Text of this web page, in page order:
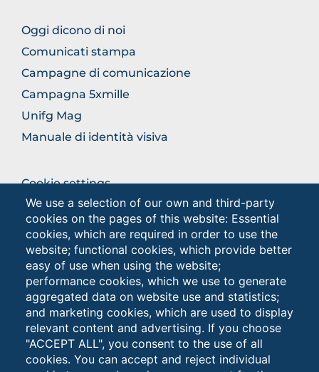
We use a selection of our own and third-party
cookies on the pages of this website: Essential
cookies, which are required in order to use the
website; functional cookies, which provide better
easy of use when using the website;
performance cookies, which we use to generate
aggregated data on website use and statistics;
and marketing cookies, which are used to display
relevant content and advertising. If you choose
"ACCEPT ALL", you consent to the use of all
cookies. You can accept and reject individual
BROWSE
THE
SECTION
Oggi dicono di noi
Comunicati stampa
Campagne di comunicazione
Campagna 5xmille
Unifg Mag
Manuale di identità visiva
BROWSE
THE
SECTION
Cookie settings
Privacy
Privacy - Studenti
Browse
the
section